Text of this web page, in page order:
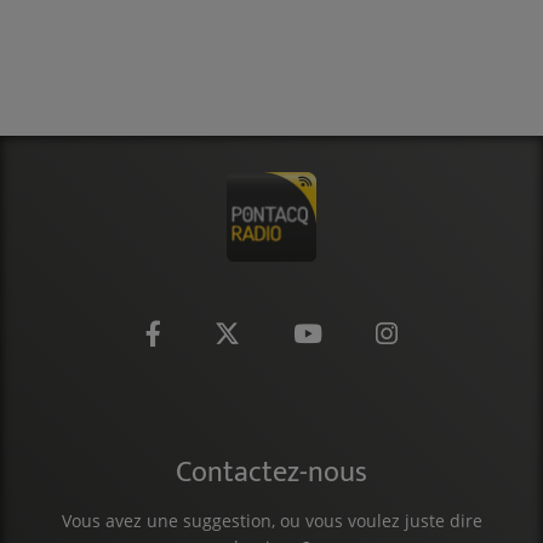
Contactez-nous
Vous avez une suggestion, ou vous voulez juste dire